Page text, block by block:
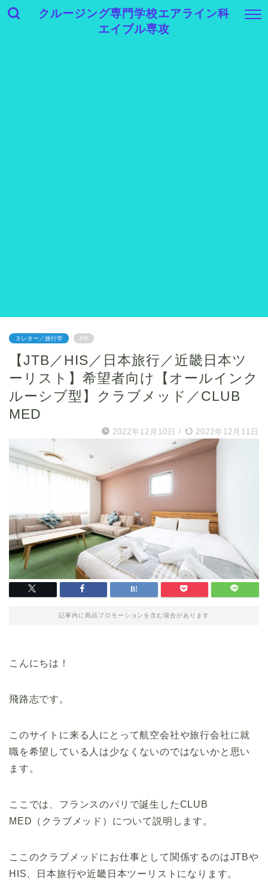
クルージング専門学校エアライン科
エイブル専攻
３レター／旅行学 PR
【JTB／HIS／日本旅行／近畿日本ツ
ーリスト】希望者向け【オールインク
ルーシブ型】クラブメッド／CLUB
MED
2022年12月10日 / 2022年12月11日
記事内に商品プロモーションを含む場合があります
こんにちは！
飛路志です。
このサイトに来る人にとって航空会社や旅行会社に就
職を希望している人は少なくないのではないかと思い
ます。
ここでは、フランスのパリで誕生したCLUB
MED（クラブメッド）について説明します。
ここのクラブメッドにお仕事として関係するのはJTBや
HIS、日本旅行や近畿日本ツーリストになります。